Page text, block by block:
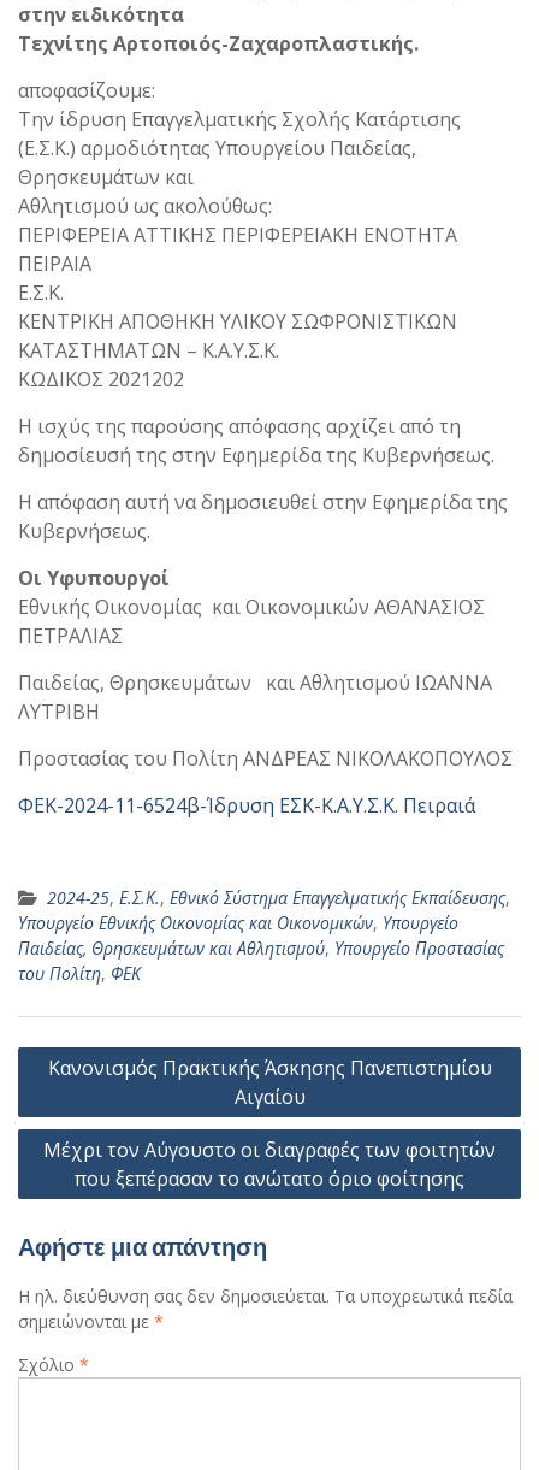
στην ειδικότητα
Τεχνίτης Αρτοποιός-Ζαχαροπλαστικής.
αποφασίζουμε:
Την ίδρυση Επαγγελματικής Σχολής Κατάρτισης
(Ε.Σ.Κ.) αρμοδιότητας Υπουργείου Παιδείας,
Θρησκευμάτων και
Αθλητισμού ως ακολούθως:
ΠΕΡΙΦΕΡΕΙΑ ΑΤΤΙΚΗΣ ΠΕΡΙΦΕΡΕΙΑΚΗ ΕΝΟΤΗΤΑ
ΠΕΙΡΑΙΑ
Ε.Σ.Κ.
ΚΕΝΤΡΙΚΗ ΑΠΟΘΗΚΗ ΥΛΙΚΟΥ ΣΩΦΡΟΝΙΣΤΙΚΩΝ
ΚΑΤΑΣΤΗΜΑΤΩΝ – Κ.Α.Υ.Σ.Κ.
ΚΩΔΙΚΟΣ 2021202
Η ισχύς της παρούσης απόφασης αρχίζει από τη
δημοσίευσή της στην Εφημερίδα της Κυβερνήσεως.
Η απόφαση αυτή να δημοσιευθεί στην Εφημερίδα της
Κυβερνήσεως.
Οι Υφυπουργοί
Εθνικής Οικονομίας και Οικονομικών ΑΘΑΝΑΣΙΟΣ
ΠΕΤΡΑΛΙΑΣ
Παιδείας, Θρησκευμάτων και Αθλητισμού ΙΩΑΝΝΑ
ΛΥΤΡΙΒΗ
Προστασίας του Πολίτη ΑΝΔΡΕΑΣ ΝΙΚΟΛΑΚΟΠΟΥΛΟΣ
ΦΕΚ-2024-11-6524β-Ίδρυση ΕΣΚ-Κ.Α.Υ.Σ.Κ. Πειραιά
2024-25, Ε.Σ.Κ., Εθνικό Σύστημα Επαγγελματικής Εκπαίδευσης,
Υπουργείο Εθνικής Οικονομίας και Οικονομικών, Υπουργείο
Παιδείας, Θρησκευμάτων και Αθλητισμού, Υπουργείο Προστασίας
του Πολίτη, ΦΕΚ
Πλοήγηση
Κανονισμός Πρακτικής Άσκησης Πανεπιστημίου
Αιγαίου
Μέχρι τον Αύγουστο οι διαγραφές των φοιτητών
που ξεπέρασαν το ανώτατο όριο φοίτησης
Αφήστε μια απάντηση
Η ηλ. διεύθυνση σας δεν δημοσιεύεται. Τα υποχρεωτικά πεδία
σημειώνονται με *
Σχόλιο *